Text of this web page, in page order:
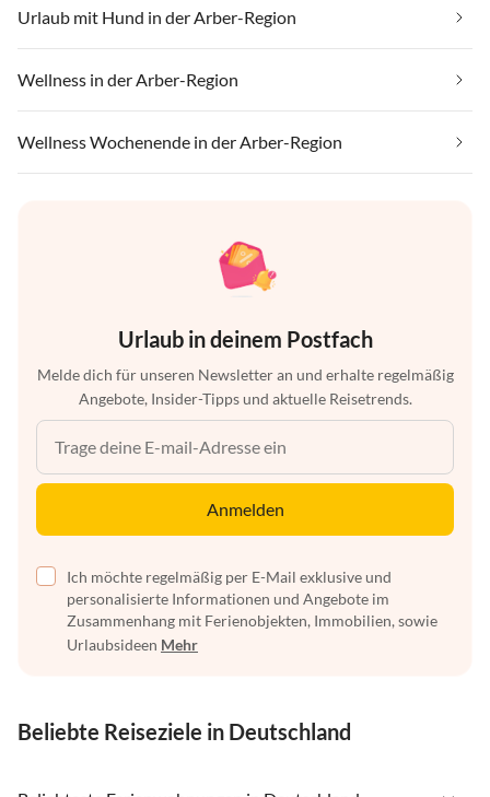
Urlaub mit Hund in der Arber-Region
Wellness in der Arber-Region
Wellness Wochenende in der Arber-Region
Urlaub in deinem Postfach
Melde dich für unseren Newsletter an und erhalte regelmäßig
Angebote, Insider-Tipps und aktuelle Reisetrends.
Anmelden
Ich möchte regelmäßig per E-Mail exklusive und
personalisierte Informationen und Angebote im
Zusammenhang mit Ferienobjekten, Immobilien, sowie
Urlaubsideen Mehr
Beliebte Reiseziele in Deutschland